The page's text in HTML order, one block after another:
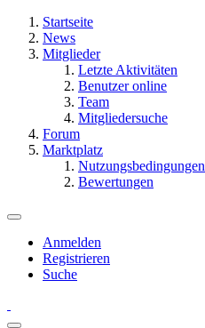
Startseite
News
Mitglieder
Letzte Aktivitäten
Benutzer online
Team
Mitgliedersuche
Forum
Marktplatz
Nutzungsbedingungen
Bewertungen
Anmelden
Registrieren
Suche